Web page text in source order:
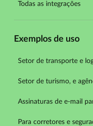
Todas as integrações
Exemplos de uso
Setor de transporte e
Setor de turismo, e
Assinaturas de e-mail
Para corretores e